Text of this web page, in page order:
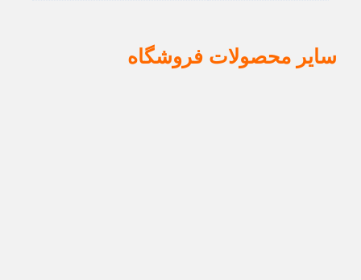
سایر محصولات فروشگاه